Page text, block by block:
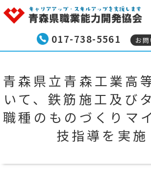
017-738-5561 お
青
ビ
青森県立青森工業高
いて、鉄筋施工及び
職種のものづくりマ
技指導を実施